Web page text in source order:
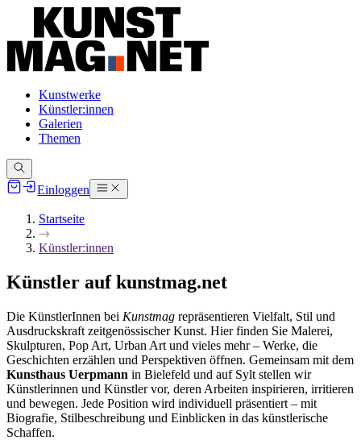
Kunstwerke
Künstler:innen
Galerien
Themen
Einloggen
Startseite
Künstler:innen
Künstler auf kunstmag.net
Die KünstlerInnen bei Kunstmag repräsentieren Vielfalt, Stil und
Ausdruckskraft zeitgenössischer Kunst. Hier finden Sie Malerei,
Skulpturen, Pop Art, Urban Art und vieles mehr – Werke, die
Geschichten erzählen und Perspektiven öffnen. Gemeinsam mit dem
Kunsthaus Uerpmann in Bielefeld und auf Sylt stellen wir
Künstlerinnen und Künstler vor, deren Arbeiten inspirieren, irritieren
und bewegen. Jede Position wird individuell präsentiert – mit
Biografie, Stilbeschreibung und Einblicken in das künstlerische
Schaffen.